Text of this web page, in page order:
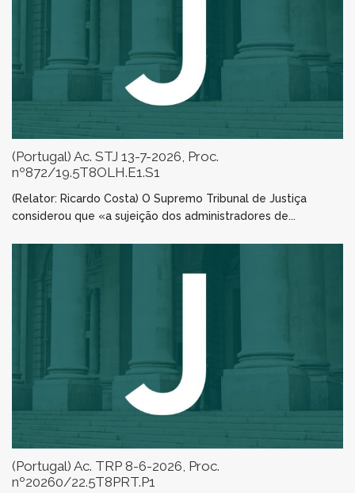
(Portugal) Ac. STJ 13-7-2026, Proc.
nº872/19.5T8OLH.E1.S1
(Relator: Ricardo Costa) O Supremo Tribunal de Justiça
considerou que «a sujeição dos administradores de...
(Portugal) Ac. TRP 8-6-2026, Proc.
nº20260/22.5T8PRT.P1